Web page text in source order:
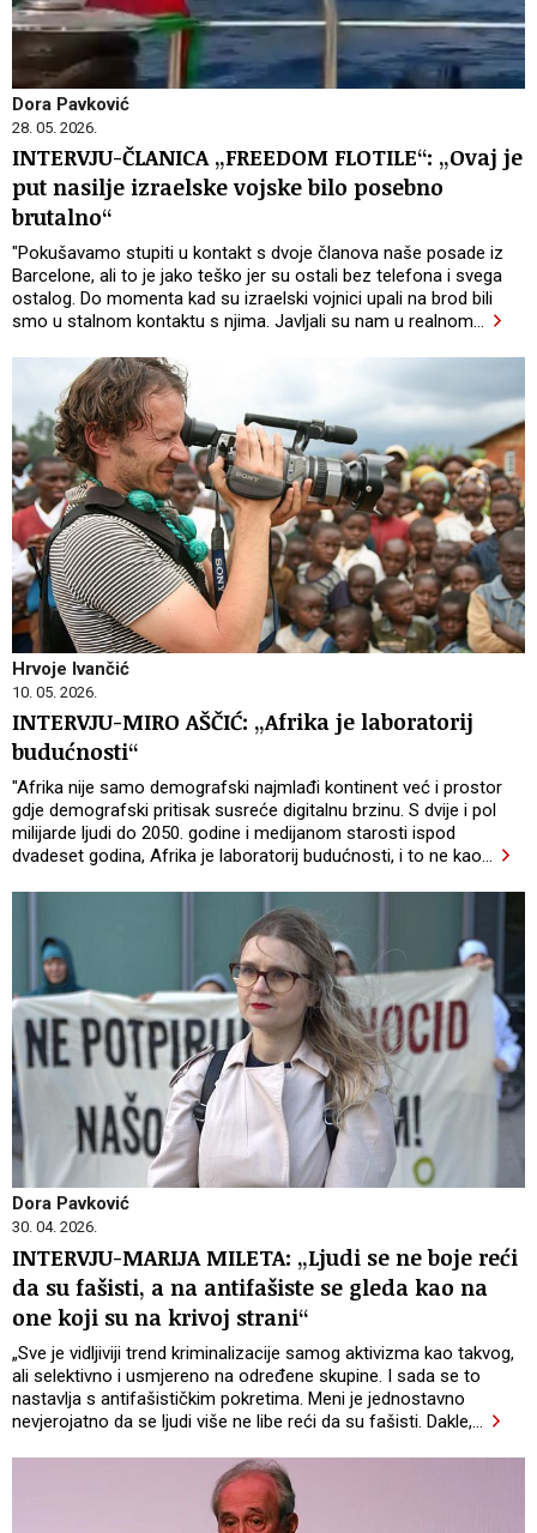
Dora Pavković
28. 05. 2026.
INTERVJU-ČLANICA „FREEDOM FLOTILE“: „Ovaj je
put nasilje izraelske vojske bilo posebno
brutalno“
"Pokušavamo stupiti u kontakt s dvoje članova naše posade iz
Barcelone, ali to je jako teško jer su ostali bez telefona i svega
ostalog. Do momenta kad su izraelski vojnici upali na brod bili
smo u stalnom kontaktu s njima. Javljali su nam u realnom…
Hrvoje Ivančić
10. 05. 2026.
INTERVJU-MIRO AŠČIĆ: „Afrika je laboratorij
budućnosti“
"Afrika nije samo demografski najmlađi kontinent već i prostor
gdje demografski pritisak susreće digitalnu brzinu. S dvije i pol
milijarde ljudi do 2050. godine i medijanom starosti ispod
dvadeset godina, Afrika je laboratorij budućnosti, i to ne kao…
Dora Pavković
30. 04. 2026.
INTERVJU-MARIJA MILETA: „Ljudi se ne boje reći
da su fašisti, a na antifašiste se gleda kao na
one koji su na krivoj strani“
„Sve je vidljiviji trend kriminalizacije samog aktivizma kao takvog,
ali selektivno i usmjereno na određene skupine. I sada se to
nastavlja s antifašističkim pokretima. Meni je jednostavno
nevjerojatno da se ljudi više ne libe reći da su fašisti. Dakle,…